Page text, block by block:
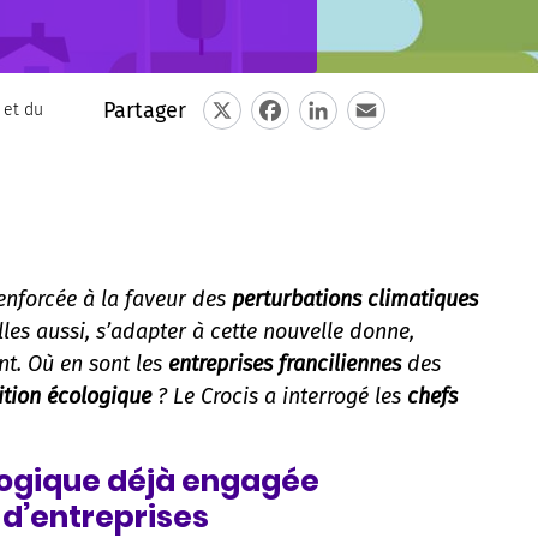
du
Partager
à la faveur des perturbations climatiques
aussi, s’adapter à cette nouvelle donne,
Où en sont les entreprises franciliennesdes
écologique? Le Crocis a interrogé les chefs
déjà engagée